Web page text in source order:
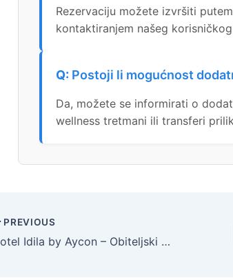
Rezervaciju možete izvršiti
kontaktiranjem našeg
Postoji li mogućnost
Da, možete se informirati o
wellness tretmani ili transferi
PREVIOUS
Hotel Idila by Aycon – Obiteljski kraj ljeta, Budva, Crna Gora – 344 EUR – 3x noćenje u dvokrevetnoj Deluxe sobi s pogledom na park za 2 osobe (1 dijete do 11,99 godina besplatno), Doručak – Akcija